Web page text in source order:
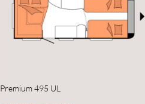
Premium 495 UL